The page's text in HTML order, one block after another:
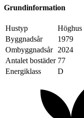
Grundinformation
Hustyp
Höghus
Byggnadsår
1979
Ombyggnadsår
2024
Antalet bostäder 77
Energiklass
D